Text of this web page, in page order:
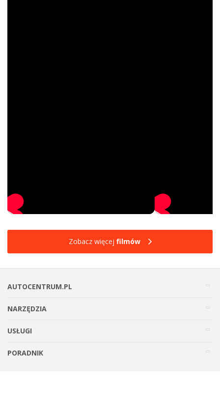
Zobacz więcej filmów
AUTOCENTRUM.PL
NARZĘDZIA
USŁUGI
PORADNIK